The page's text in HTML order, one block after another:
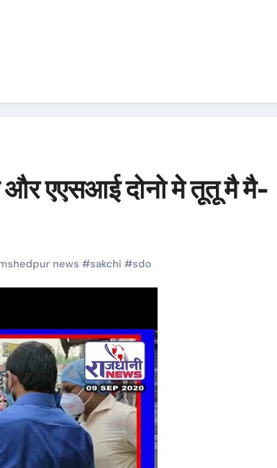
एएसआई दोनो मे तूतू मै मै-
news #sakchi #sdo